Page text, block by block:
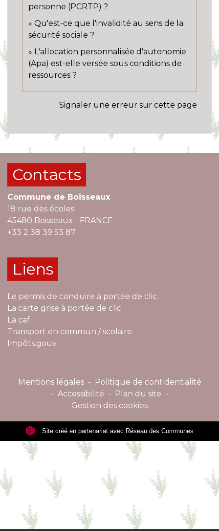
personne (PCRTP) ?
Qu'est-ce que l'invalidité au sens de la
sécurité sociale ?
L'allocation personnalisée d'autonomie
(Apa) est-elle versée sous conditions de
ressources ?
Signaler une erreur sur cette page
Contacts
Commune de Boisseaux
18 rue des écoles
45480 Boisseaux - FRANCE
+33 2 38 39 53 87
Liens
Le permis de conduire à portée de clic
La carte grise à portée de clic
La caf
Transport en commun / scolaire
Impôts.gouv
Mentions légales - Politique de confidentialité
- Accessibilité - Plan du site -
Gestion des cookies
Site créé en partenariat avec Réseau des Communes